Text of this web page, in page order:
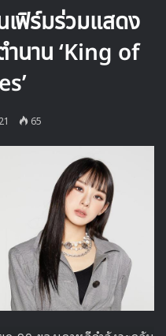
ขึ้นมา พวกเราก็จะได้รู้จัก
จน 2 มากขึ้นด้วย
ลงานเพลง แต่มันคือบันทึก
ของยุคสมัย
ห้เกียรติกับศิลปินที่เป็นจุด
ภาพที่ดีขึ้น
ย ฉันพร้อมย้อนเวลาแล้ว
ะปล่อยเพลงออกมาใหม่ทุก
องเพลง Dreams Come
รอติดตามกันได้ทางช่อง
นี้สมาชิกวง aespa ก็จะนำ
ออกมาให้ทุกคนได้ชมกัน
รอติดตามกันได้